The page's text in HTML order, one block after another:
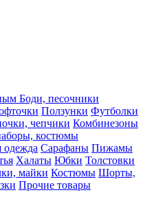
Боди, песочники
Ползунки Футболки
чепчики Комбинезоны
костюмы
одежда Сарафаны Пижамы
Халаты Юбки Толстовки
майки Костюмы Шорты,
Прочие товары